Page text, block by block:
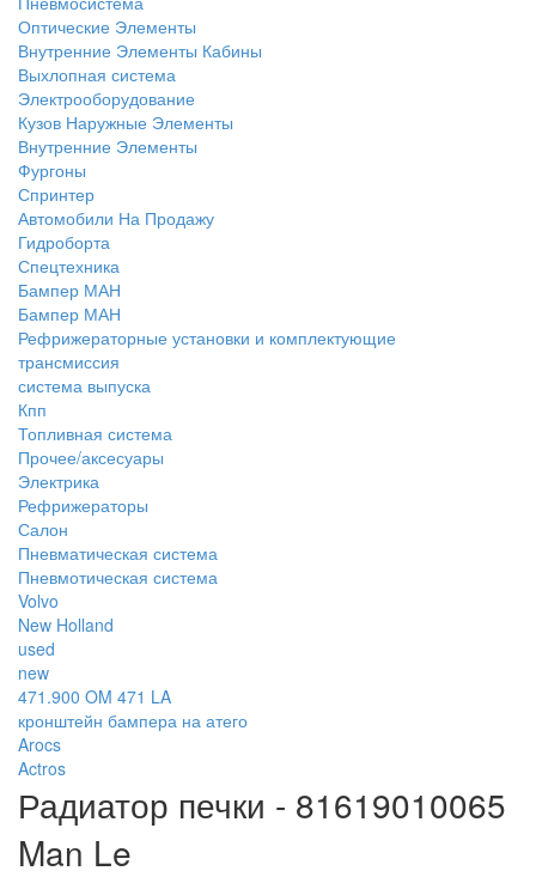
Оптические Элементы
Внутренние Элементы Кабины
Выхлопная система
Электрооборудование
Кузов Наружные Элементы
Внутренние Элементы
Фургоны
Спринтер
Автомобили На Продажу
Гидроборта
Спецтехника
Бампер МАН
Бампер МАН
Рефрижераторные установки и комплектующие
трансмиссия
система выпуска
Кпп
Топливная система
Прочее/аксесуары
Электрика
Рефрижераторы
Салон
Пневматическая система
Пневмотическая система
Volvo
New Holland
used
new
471.900 OM 471 LA
кронштейн бампера на атего
Arocs
Actros
Радиатор печки - 81619010065
Man Le